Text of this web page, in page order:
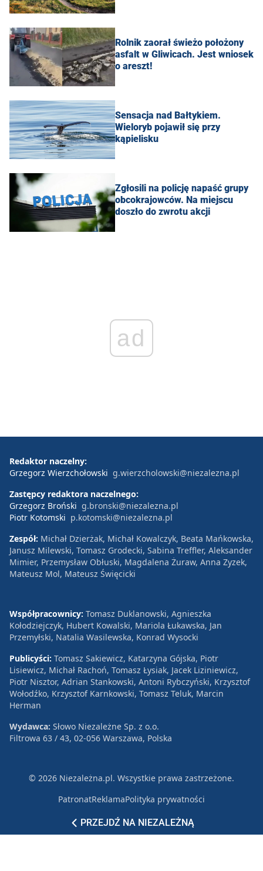
Rolnik zaorał świeżo położony
asfalt w Gliwicach. Jest wniosek
o areszt!
Sensacja nad Bałtykiem.
Wieloryb pojawił się przy
kąpielisku
Zgłosili na policję napaść grupy
obcokrajowców. Na miejscu
doszło do zwrotu akcji
ad
PRZEJDŹ NA NIEZALEŻNĄ
Redaktor naczelny:
Grzegorz Wierzchołowski g.wierzcholowski@niezalezna.pl
Zastępcy redaktora naczelnego:
Grzegorz Broński g.bronski@niezalezna.pl
Piotr Kotomski p.kotomski@niezalezna.pl
Zespół: Michał Dzierżak, Michał Kowalczyk, Beata Mańkowska,
Janusz Milewski, Tomasz Grodecki, Sabina Treffler, Aleksander
Mimier, Przemysław Obłuski, Magdalena Żuraw, Anna Zyzek,
Mateusz Mol, Mateusz Święcicki
Współpracownicy: Tomasz Duklanowski, Agnieszka
Kołodziejczyk, Hubert Kowalski, Mariola Łukawska, Jan
Przemyłski, Natalia Wasilewska, Konrad Wysocki
Publicyści: Tomasz Sakiewicz, Katarzyna Gójska, Piotr
Lisiewicz, Michał Rachoń, Tomasz Łysiak, Jacek Liziniewicz,
Piotr Nisztor, Adrian Stankowski, Antoni Rybczyński, Krzysztof
Wołodźko, Krzysztof Karnkowski, Tomasz Teluk, Marcin
Herman
Wydawca: Słowo Niezależne Sp. z o.o.
Filtrowa 63 / 43, 02-056 Warszawa, Polska
© 2026 Niezależna.pl. Wszystkie prawa zastrzeżone.
PatronatReklamaPolityka prywatności